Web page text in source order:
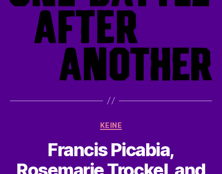
Kategorien
KEINE
Francis Picabia,